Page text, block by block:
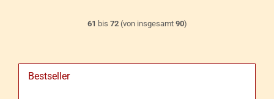
61 bis 72(von insgesamt 90)
Bestseller